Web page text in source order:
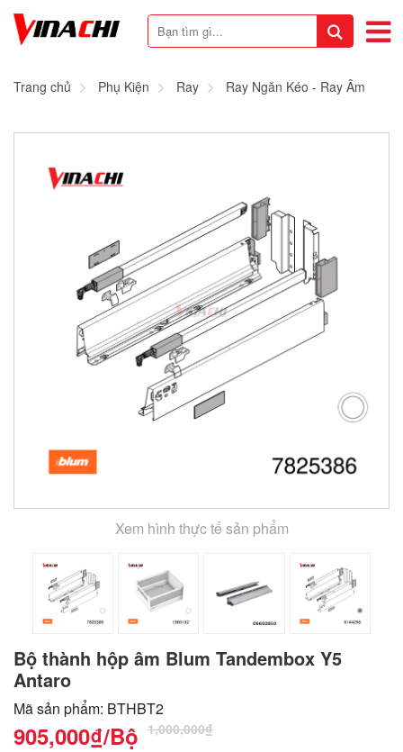
Trang chủ Phụ Kiện Ray Ray Ngăn Kéo - Ray Âm
Xem hình thực tế sản phẩm
Bộ thành hộp âm Blum Tandembox Y5
Antaro
Mã sản phẩm: BTHBT2
905,000₫/Bộ 1,000,000₫